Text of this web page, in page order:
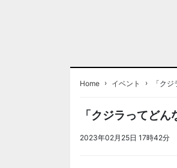
Home › イベント › 「ク
「クジラってど
2023年02月25日 17時42分